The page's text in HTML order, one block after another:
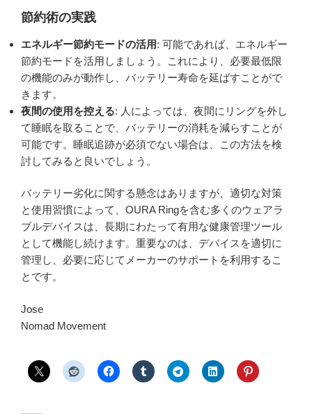
節約術の実践
エネルギー節約モードの活用: 可能であれば、エネルギー
節約モードを活用しましょう。これにより、必要最低限
の機能のみが動作し、バッテリー寿命を延ばすことがで
きます。
夜間の使用を控える: 人によっては、夜間にリングを外し
て睡眠を取ることで、バッテリーの消耗を減らすことが
可能です。睡眠追跡が必須でない場合は、この方法を検
討してみると良いでしょう。
バッテリー劣化に関する懸念はありますが、適切な対策
と使用習慣によって、OURA Ringを含む多くのウェアラ
ブルデバイスは、長期にわたって有用な健康管理ツール
として機能し続けます。重要なのは、デバイスを適切に
管理し、必要に応じてメーカーのサポートを利用するこ
とです。
Jose
Nomad Movement